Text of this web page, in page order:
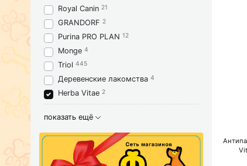
Royal Canin 21
GRANDORF 2
Purina PRO PLAN 12
Monge 4
Triol 445
Деревенские лакомства 4
Herba Vitae 2
показать ещё